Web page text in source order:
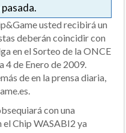
usted recibirá un
deberán coincidir con
en el Sorteo de la ONCE
de Enero de 2009.
de en la prensa diaria,
con una
Chip WASABI2 ya